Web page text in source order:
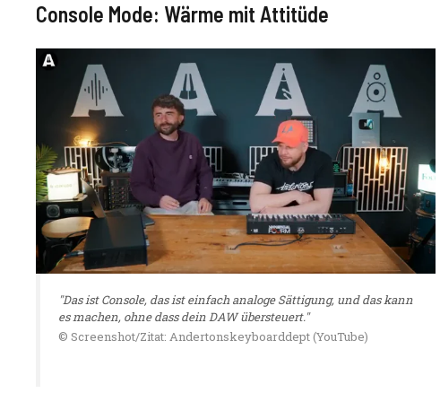
Console Mode: Wärme mit Attitüde
"Das ist Console, das ist einfach analoge Sättigung, und das kann
es machen, ohne dass dein DAW übersteuert."
© Screenshot/Zitat: Andertonskeyboarddept (YouTube)